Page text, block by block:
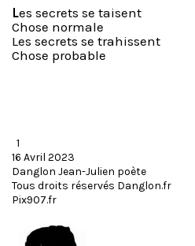
Les secrets se taisent
Chose normale
Les secrets se trahissent
Chose probable
1
16 Avril 2023
Danglon Jean-Julien poète
Tous droits réservés Danglon.fr
Pix907.fr